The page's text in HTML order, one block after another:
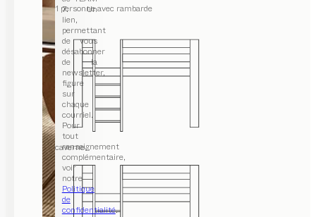
7. Un
lien,
permettant
de vous
désabonner
de la
newsletter,
figure
sur
chaque
courriel.
Pour
tout
renseignement
complémentaire,
voir
notre
Politique
de
confidentialité.
lit 1 personne avec rambarde
lit caverne